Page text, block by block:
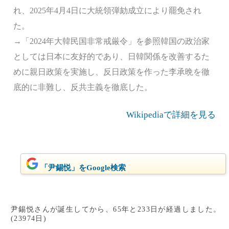
れ、2025年4月4日に大統領弾劾成立により罷免され
た。
→「2024年大韓民国非常戒厳令」を参照韓国の政治家
としては日本に友好的であり、日韓関係を改善するた
めに親日政策を実施し、反日政策を作った李承晩を徹
底的に非難し、反共主義を徹底した。
Wikipediaで詳細を見る
「尹錫悦」をGoogle検索
尹錫悦さんが誕生してから、65年と233日が経過しました。
(23974日)